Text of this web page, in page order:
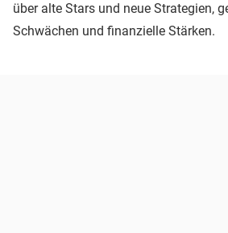
über alte Stars und neue Strategien,
Schwächen und finanzielle Stärken.